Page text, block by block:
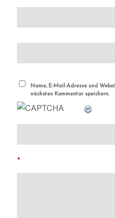
Name, E-Mail-Adresse und
nächsten Kommentar speichern.
*